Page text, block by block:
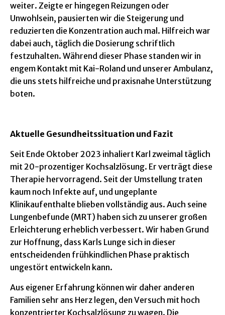
weiter. Zeigte er hingegen Reizungen oder
Unwohlsein, pausierten wir die Steigerung und
reduzierten die Konzentration auch mal. Hilfreich war
dabei auch, täglich die Dosierung schriftlich
festzuhalten. Während dieser Phase standen wir in
engem Kontakt mit Kai-Roland und unserer Ambulanz,
die uns stets hilfreiche und praxisnahe Unterstützung
boten.
Aktuelle Gesundheitssituation und Fazit
Seit Ende Oktober 2023 inhaliert Karl zweimal täglich
mit 20-prozentiger Kochsalzlösung. Er verträgt diese
Therapie hervorragend. Seit der Umstellung traten
kaum noch Infekte auf, und ungeplante
Klinikaufenthalte blieben vollständig aus. Auch seine
Lungenbefunde (MRT) haben sich zu unserer großen
Erleichterung erheblich verbessert. Wir haben Grund
zur Hoffnung, dass Karls Lunge sich in dieser
entscheidenden frühkindlichen Phase praktisch
ungestört entwickeln kann.
Aus eigener Erfahrung können wir daher anderen
Familien sehr ans Herz legen, den Versuch mit hoch
konzentrierter Kochsalzlösung zu wagen. Die